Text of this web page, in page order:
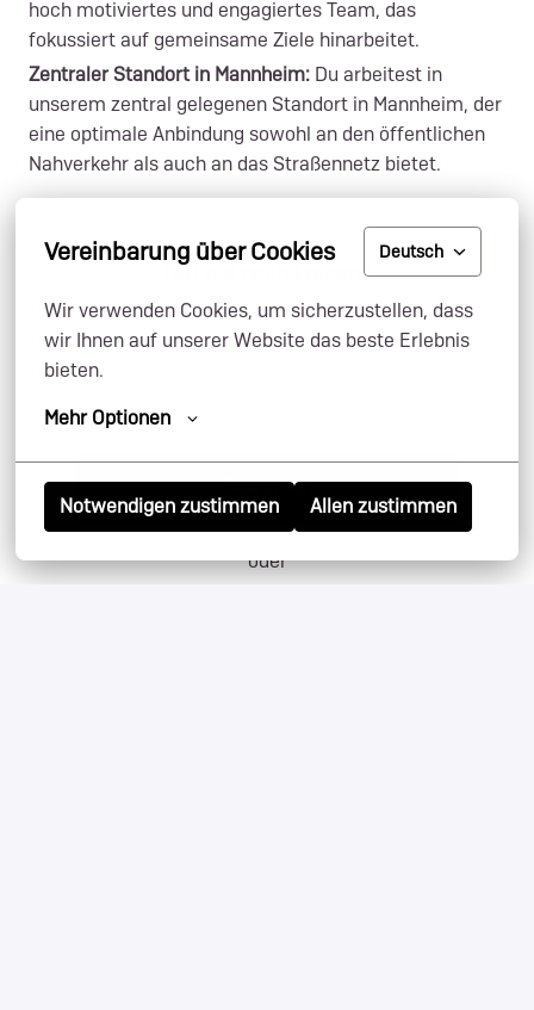
Vereinbarung über Cookies Deutsch
Wir verwenden Cookies, um sicherzustellen, dass
wir Ihnen auf unserer Website das beste Erlebnis
bieten.
Mehr Optionen
Notwendigen zustimmen Allen zustimmen
hoch motiviertes und engagiertes Team, das
fokussiert auf gemeinsame Ziele hinarbeitet.
Zentraler Standort in Mannheim: Du arbeitest in
unserem zentral gelegenen Standort in Mannheim, der
eine optimale Anbindung sowohl an den öffentlichen
Nahverkehr als auch an das Straßennetz bietet.
Du hast noch Fragen?
Das Team Human Resources hilft dir gerne weiter:
karriere@lindy.com
Bewerben
oder